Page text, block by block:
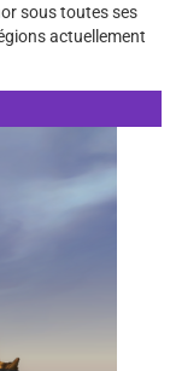
sous toutes ses
actuellement